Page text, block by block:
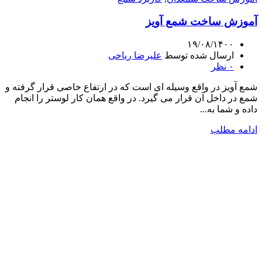
آموزش ساخت شمع آویز
۱۹/۰۸/۱۴۰۰
ارسال شده توسط علیرضا ریاحی
۰ نظر
شمع آویز در واقع وسیله ای است که در ارتفاع خاصی قرار گرفته و
شمع در داخل آن قرار می گیرد. در واقع همان کار لوستر را انجام
داده و شما به...
ادامه مطلب